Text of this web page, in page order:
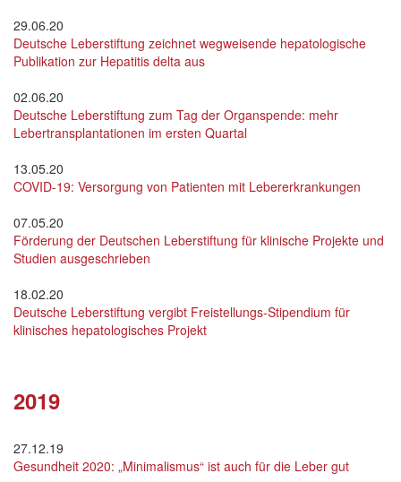
29.06.20
Deutsche Leberstiftung zeichnet wegweisende hepatologische
Publikation zur Hepatitis delta aus
02.06.20
Deutsche Leberstiftung zum Tag der Organspende: mehr
Lebertransplantationen im ersten Quartal
13.05.20
COVID-19: Versorgung von Patienten mit Lebererkrankungen
07.05.20
Förderung der Deutschen Leberstiftung für klinische Projekte und
Studien ausgeschrieben
18.02.20
Deutsche Leberstiftung vergibt Freistellungs-Stipendium für
klinisches hepatologisches Projekt
2019
27.12.19
Gesundheit 2020: „Minimalismus“ ist auch für die Leber gut